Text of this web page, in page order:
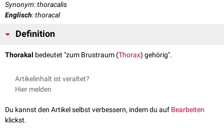
Synonym: thoracalis
Englisch: thoracal
Definition
Thorakal bedeutet "zum Brustraum (Thorax) gehörig".
Artikelinhalt ist veraltet?
Hier melden
Du kannst den Artikel selbst verbessern, indem du auf Bearbeiten
klickst.